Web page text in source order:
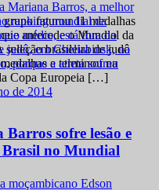
faturou 11 medalhas
antecede o Mundial da
seleção brasileira de judô
e terminou na
Copa Europeia […]
de 2014
sofre lesão e
Brasil no Mundial